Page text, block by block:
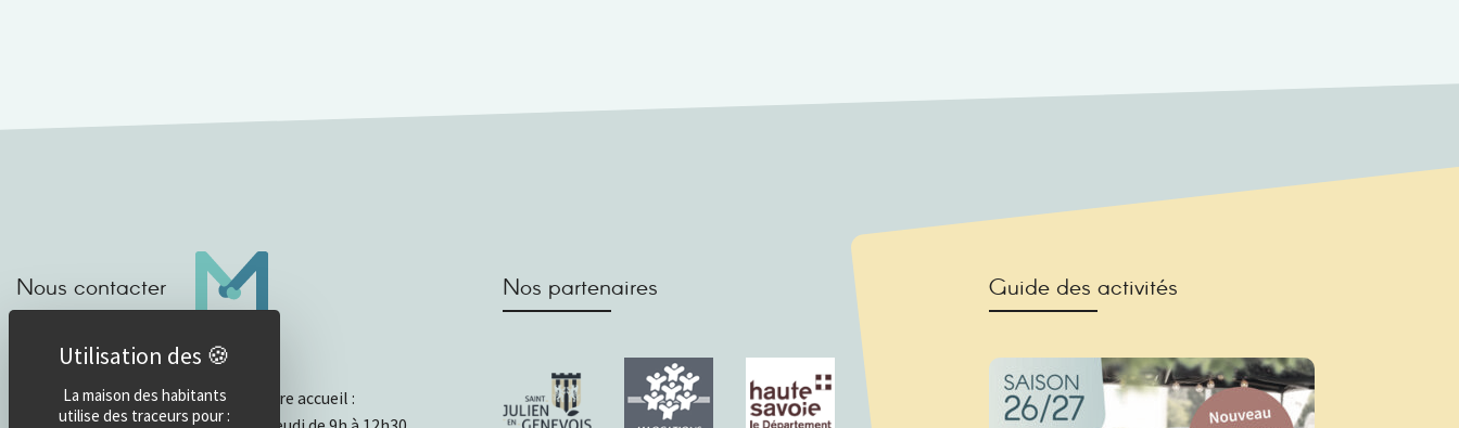
Nous contacter
Horaires et fonctionnement de notre accueil :
Nos partenaires Guide des activités
La maison des habitants
utilise des traceurs pour :